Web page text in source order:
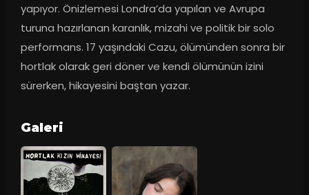
yapıyor. Önizlemesi Londra’da yapılan ve Avrupa
turuna hazırlanan karanlık, mizahi ve politik bir solo
performans. 17 yaşındaki Cazu, ölümünden sonra bir
hortlak olarak geri döner ve kendi ölümünün izini
sürerken, hikayesini baştan yazar.
Galeri